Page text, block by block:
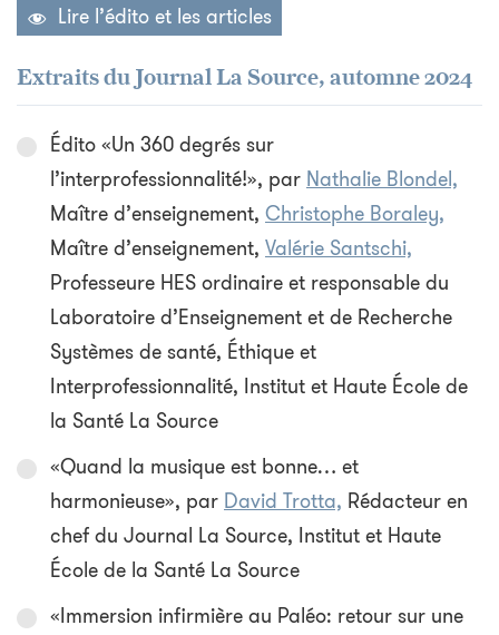
Lire l’édito et les articles
Extraits du Journal La Source, automne 2024
Édito «Un 360 degrés sur
l’interprofessionnalité!», par Nathalie Blondel,
Maître d’enseignement, Christophe Boraley,
Maître d’enseignement, Valérie Santschi,
Professeure HES ordinaire et responsable du
Laboratoire d’Enseignement et de Recherche
Systèmes de santé, Éthique et
Interprofessionnalité, Institut et Haute École de
la Santé La Source
«Quand la musique est bonne… et
harmonieuse», par David Trotta, Rédacteur en
chef du Journal La Source, Institut et Haute
École de la Santé La Source
«Immersion infirmière au Paléo: retour sur une